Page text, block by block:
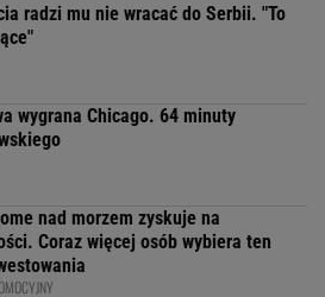
radzi mu nie wracać do Serbii. "To
wygrana Chicago. 64 minuty
nad morzem zyskuje na
Coraz więcej osób wybiera ten